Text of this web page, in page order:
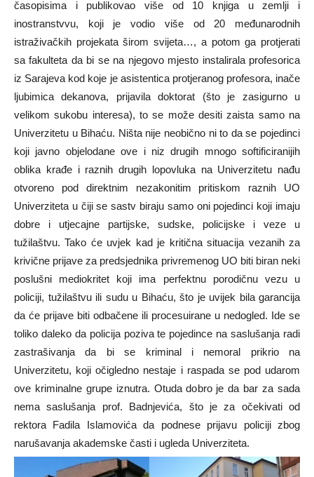
časopisima i publikovao više od 10 knjiga u zemlji i
inostranstvvu, koji je vodio više od 20 međunarodnih
istraživačkih projekata širom svijeta…, a potom ga protjerati
sa fakulteta da bi se na njegovo mjesto instalirala profesorica
iz Sarajeva kod koje je asistentica protjeranog profesora, inače
ljubimica dekanova, prijavila doktorat (što je zasigurno u
velikom sukobu interesa), to se može desiti zaista samo na
Univerzitetu u Bihaću. Ništa nije neobično ni to da se pojedinci
koji javno objelodane ove i niz drugih mnogo softificiranijih
oblika krađe i raznih drugih lopovluka na Univerzitetu nađu
otvoreno pod direktnim nezakonitim pritiskom raznih UO
Univerziteta u čiji se sastv biraju samo oni pojedinci koji imaju
dobre i utjecajne partijske, sudske, policijske i veze u
tužilaštvu. Tako će uvjek kad je kritična situacija vezanih za
krivične prijave za predsjednika privremenog UO biti biran neki
poslušni mediokritet koji ima perfektnu porodičnu vezu u
policiji, tužilaštvu ili sudu u Bihaću, što je uvijek bila garancija
da će prijave biti odbačene ili procesuirane u nedogled. Ide se
toliko daleko da policija poziva te pojedince na saslušanja radi
zastrašivanja da bi se kriminal i nemoral prikrio na
Univerzitetu, koji očigledno nestaje i raspada se pod udarom
ove kriminalne grupe iznutra. Otuda dobro je da bar za sada
nema saslušanja prof. Badnjevića, što je za očekivati od
rektora Fadila Islamovića da podnese prijavu policiji zbog
narušavanja akademske časti i ugleda Univerziteta.